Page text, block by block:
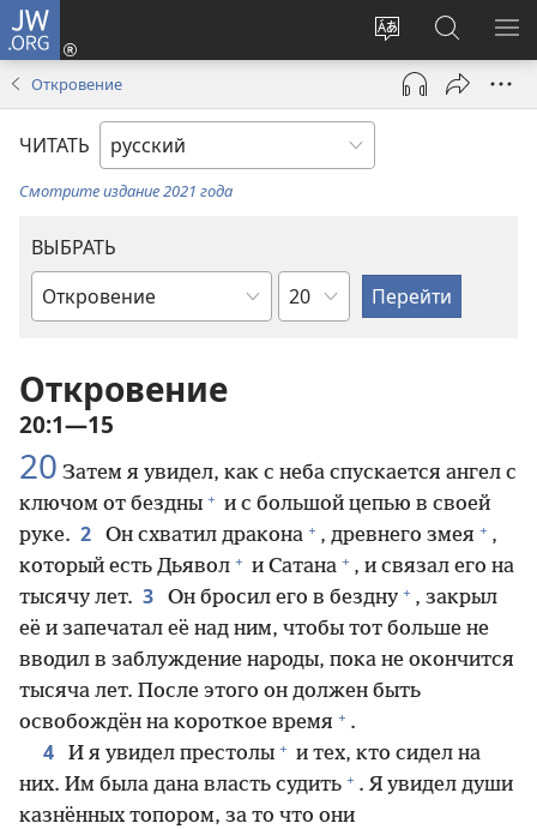
JW.ORG
Изменить
язык
сайта
Войти
(открывается
новом
окне)
Поиск
по
jw.org
Откровение
ЧИТАТЬ
Смотрите издание 2021 года
ВЫБРАТЬ
по
Библии
по
главам
Откровение
20:1—15
20 Затем я увидел, как с неба спускается ангел с
ключом от бездны + и с большой цепью в своей
руке. 2 Он схватил дракона + , древнего змея + ,
который есть Дьявол + и Сатана + , и связал его на
тысячу лет. 3 Он бросил его в бездну + , закрыл
её и запечатал её над ним, чтобы тот больше не
вводил в заблуждение народы, пока не окончится
тысяча лет. После этого он должен быть
освобождён на короткое время + .
4 И я увидел престолы + и тех, кто сидел на
них. Им была дана власть судить + . Я увидел души
казнённых топором, за то что они